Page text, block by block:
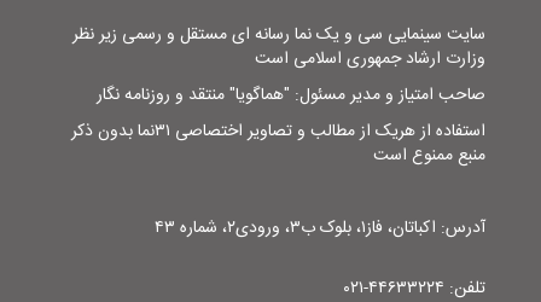
سایت سینمایی سی و یک نما رسانه ای مستقل و رسمی زیر نظر
وزارت ارشاد جمهوری اسلامی است
صاحب امتیاز و مدیر مسئول: "هماگویا" منتقد و روزنامه نگار
استفاده از هریک از مطالب و تصاویر اختصاصی ۳۱نما بدون ذکر
منبع ممنوع است
آدرس: اکباتان، فاز۱، بلوک ب۳، ورودی۲، شماره ۴۳
تلفن: ۴۴۶۳۳۲۲۴-۰۲۱